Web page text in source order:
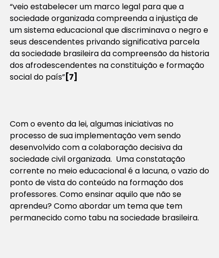
“veio estabelecer um marco legal para que a
sociedade organizada compreenda a injustiça de
um sistema educacional que discriminava o negro e
seus descendentes privando significativa parcela
da sociedade brasileira da compreensão da historia
dos afrodescendentes na constituição e formação
social do país”[7]
Com o evento da lei, algumas iniciativas no
processo de sua implementação vem sendo
desenvolvido com a colaboração decisiva da
sociedade civil organizada. Uma constatação
corrente no meio educacional é a lacuna, o vazio do
ponto de vista do conteúdo na formação dos
professores. Como ensinar aquilo que não se
aprendeu? Como abordar um tema que tem
permanecido como tabu na sociedade brasileira.